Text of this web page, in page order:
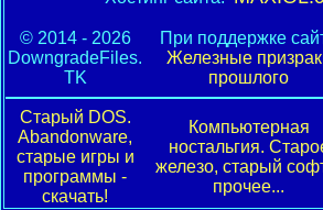
© 2014 - 2026
DowngradeFiles.
TK
При поддержке
Железные
прошлого
Старый DOS.
Abandonware,
старые игры и
программы -
скачать!
Компьютерная
ностальгия.
железо, старый
прочее...